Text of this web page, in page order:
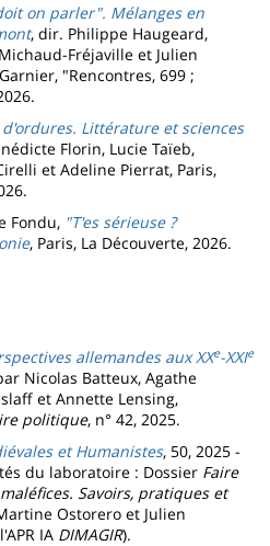
on parler". Mélanges en
, dir. Philippe Haugeard,
Fréjaville et Julien
"Rencontres, 699 ;
Littérature et sciences
Florin, Lucie Taïeb,
et Adeline Pierrat, Paris,
Fondu, "T'es sérieuse ?
, Paris, La Découverte, 2026.
allemandes aux XXe-XXIe
Nicolas Batteux, Agathe
et Annette Lensing,
politique, n° 42, 2025.
et Humanistes, 50, 2025 -
du laboratoire : Dossier Faire
Savoirs, pratiques et
Ostorero et Julien
IA DIMAGIR).